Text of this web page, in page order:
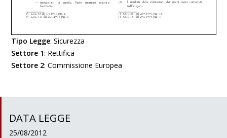
Tipo Legge:Sicurezza
Settore 1: Rettifica
Settore 2:Commissione Europea
DATA LEGGE
25/08/2012